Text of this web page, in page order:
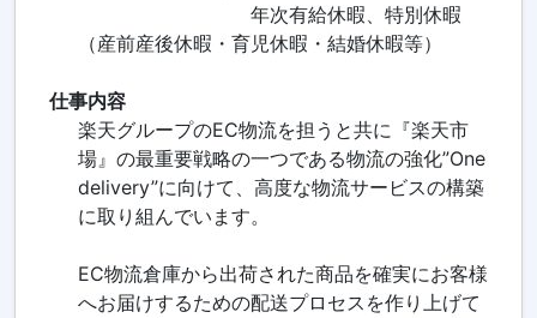
年次有給休暇、特別休暇
（産前産後休暇・育児休暇・結婚休暇等）
仕事内容
楽天グループのEC物流を担うと共に『楽天市
場』の最重要戦略の一つである物流の強化”One
delivery”に向けて、高度な物流サービスの構築
に取り組んでいます。
EC物流倉庫から出荷された商品を確実にお客様
へお届けするための配送プロセスを作り上げて